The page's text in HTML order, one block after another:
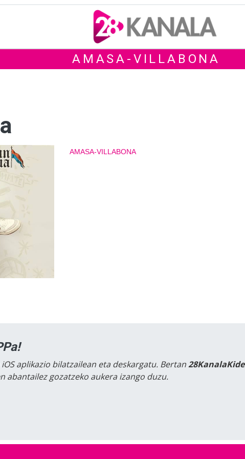
AMASA-VILLABONA
AMASA-VILLABONA
aplikazio bilatzailean eta deskargatu. Bertan28KanalaKide
abantailez gozatzeko aukera izango duzu.